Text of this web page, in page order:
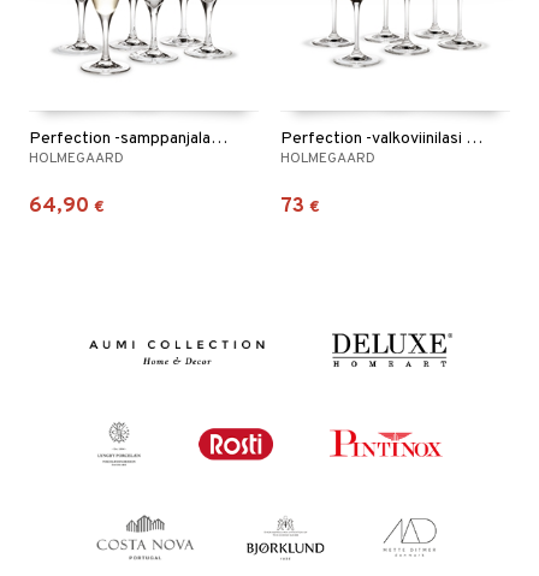
Perfection -samppanjalasi 6 kpl / pakkaus
HOLMEGAARD
64,90 €
Perfection -valkoviinilasi 6 kpl / pakkaus
HOLMEGAARD
73 €